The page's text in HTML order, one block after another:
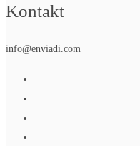
Kontakt
info@enviadi.com